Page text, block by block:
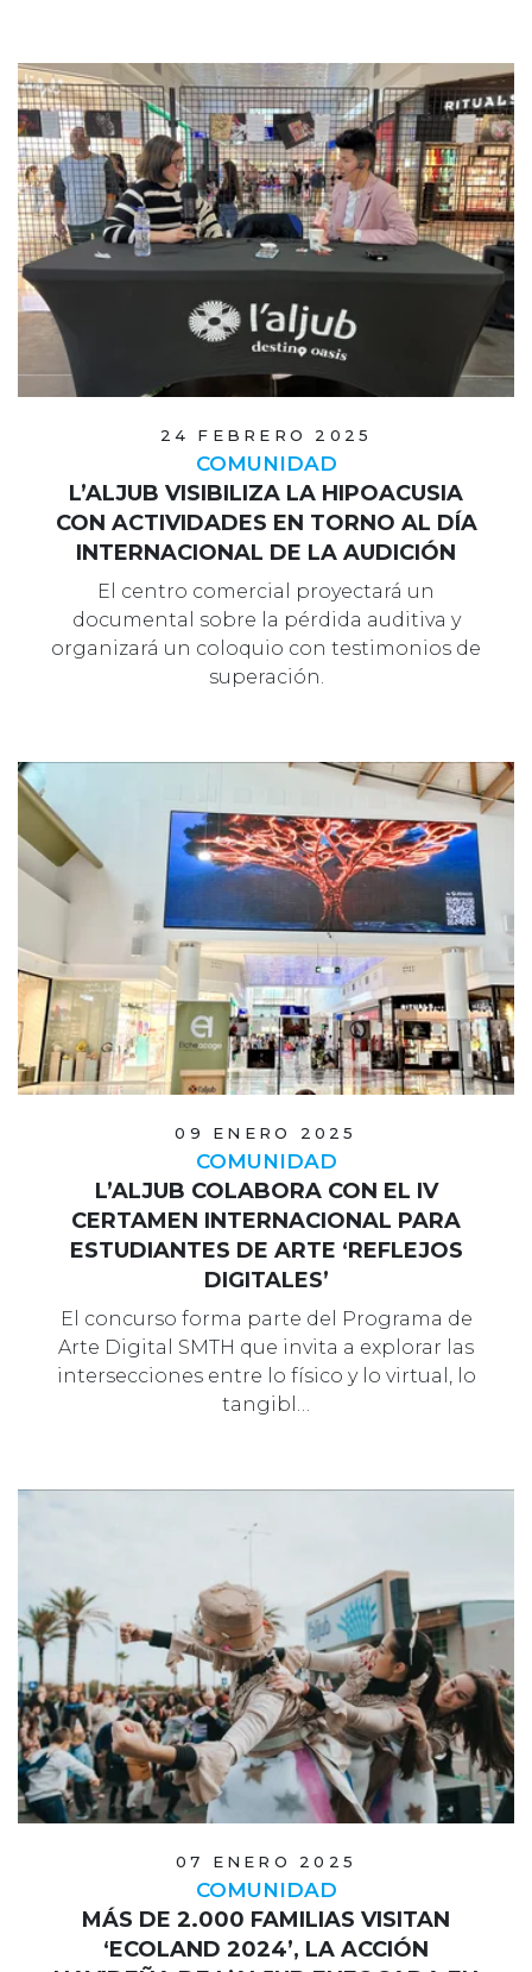
24 FEBRERO 2025
COMUNIDAD
L’ALJUB VISIBILIZA LA HIPOACUSIA
CON ACTIVIDADES EN TORNO AL DÍA
INTERNACIONAL DE LA AUDICIÓN
El centro comercial proyectará un
documental sobre la pérdida auditiva y
organizará un coloquio con testimonios de
superación.
09 ENERO 2025
COMUNIDAD
L’ALJUB COLABORA CON EL IV
CERTAMEN INTERNACIONAL PARA
ESTUDIANTES DE ARTE ‘REFLEJOS
DIGITALES’
El concurso forma parte del Programa de
Arte Digital SMTH que invita a explorar las
intersecciones entre lo físico y lo virtual, lo
tangibl…
07 ENERO 2025
COMUNIDAD
MÁS DE 2.000 FAMILIAS VISITAN
‘ECOLAND 2024’, LA ACCIÓN